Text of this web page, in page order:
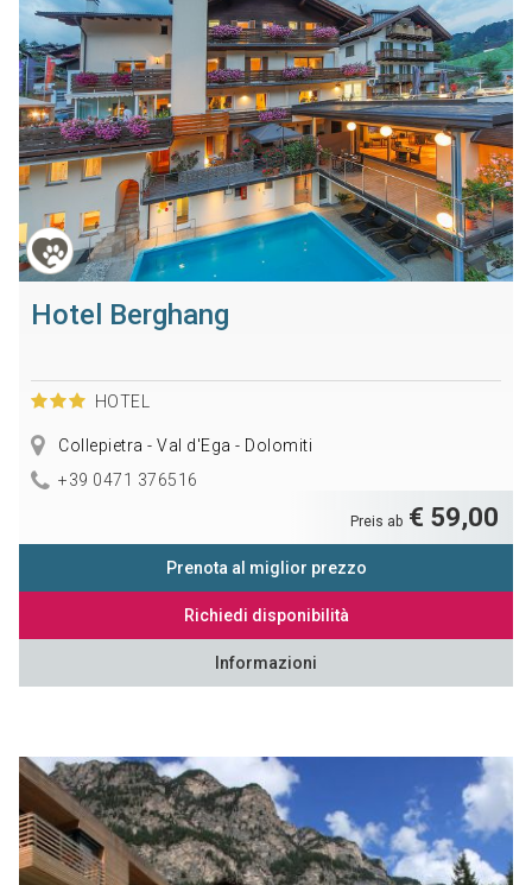
Hotel Berghang
HOTEL
Collepietra - Val d'Ega - Dolomiti
+39 0471 376516
Preis ab € 59,00
Prenota al miglior prezzo
Richiedi disponibilità
Informazioni